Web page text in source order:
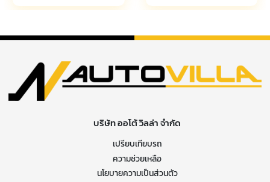
บริษัท ออโต้ วิลล่า จำกัด
เปรียบเทียบรถ
ความช่วยเหลือ
นโยบายความเป็นส่วนตัว